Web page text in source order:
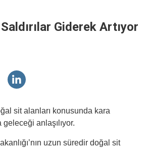
Giderek Artıyor
sit alanları konusunda kara
geleceği anlaşılıyor.
uzun süredir doğal sit